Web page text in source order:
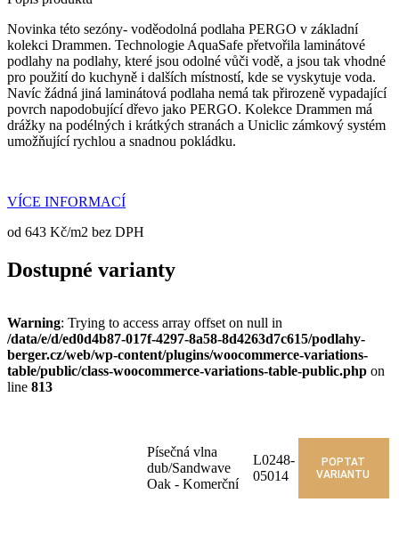
Novinka této sezóny- voděodolná podlaha PERGO v základní
kolekci Drammen. Technologie AquaSafe přetvořila laminátové
podlahy na podlahy, které jsou odolné vůči vodě, a jsou tak vhodné
pro použití do kuchyně i dalších místností, kde se vyskytuje voda.
Navíc žádná jiná laminátová podlaha nemá tak přirozeně vypadající
povrch napodobující dřevo jako PERGO. Kolekce Drammen má
drážky na podélných i krátkých stranách a Uniclic zámkový systém
umožňující rychlou a snadnou pokládku.
VÍCE INFORMACÍ
od 643 Kč/m2 bez DPH
Dostupné varianty
Warning: Trying to access array offset on null in
/data/e/d/ed0d4b87-017f-4297-8a58-8d4263d7c615/podlahy-
berger.cz/web/wp-content/plugins/woocommerce-variations-
table/public/class-woocommerce-variations-table-public.php on
line 813
Písečná vlna
dub/Sandwave
Oak - Komerční
L0248-
05014
POPTAT
VARIANTU